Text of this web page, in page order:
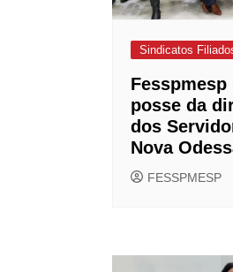
Sindicatos
Fesspmesp
posse da
dos
Nova
FESSPMESP